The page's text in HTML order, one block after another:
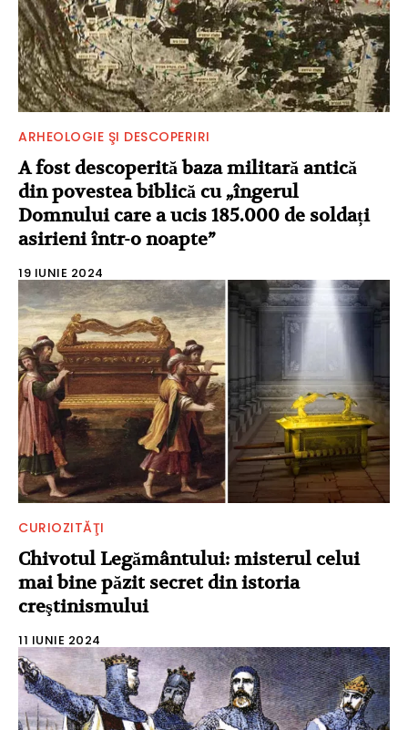
ARHEOLOGIE ŞI DESCOPERIRI
A fost descoperită baza militară antică
din povestea biblică cu „îngerul
Domnului care a ucis 185.000 de soldați
asirieni într-o noapte”
19 IUNIE 2024
CURIOZITĂŢI
Chivotul Legământului: misterul celui
mai bine păzit secret din istoria
creştinismului
11 IUNIE 2024